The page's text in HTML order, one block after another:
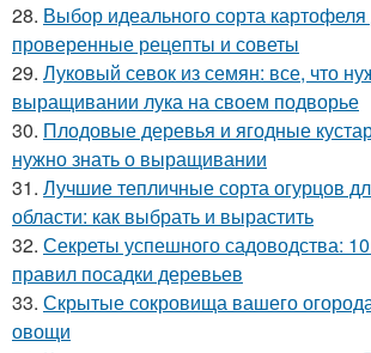
28. Выбор идеального сорта
проверенные рецепты и советы
29. Луковый севок из семян: все, что
выращивании лука на своем подворье
30. Плодовые деревья и ягодные
нужно знать о выращивании
31. Лучшие тепличные сорта огурцов
области: как выбрать и вырастить
32. Секреты успешного садоводства:
правил посадки деревьев
33. Скрытые сокровища вашего
овощи